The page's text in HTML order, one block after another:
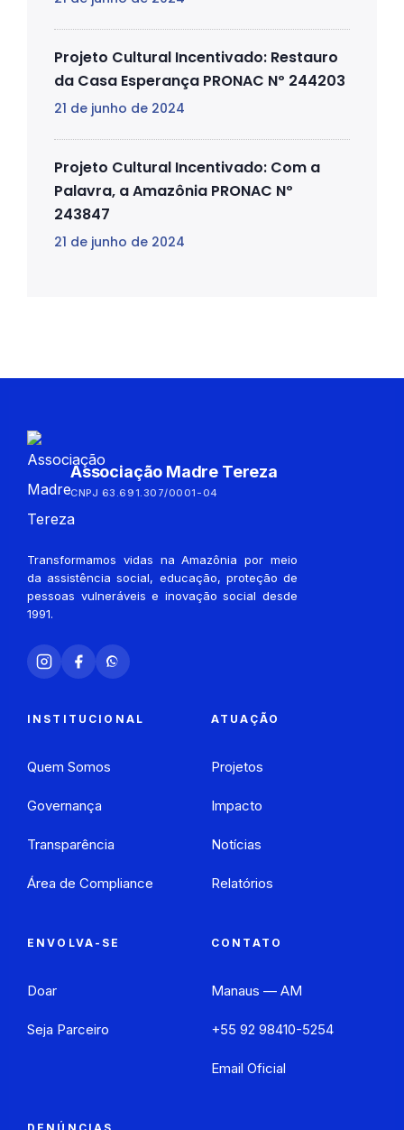
Projeto Cultural Incentivado: Restauro
da Casa Esperança PRONAC Nº 244203
21 de junho de 2024
Projeto Cultural Incentivado: Com a
Palavra, a Amazônia PRONAC Nº
243847
21 de junho de 2024
Associação Madre Tereza
CNPJ 63.691.307/0001-04
Transformamos vidas na Amazônia por meio
da assistência social, educação, proteção de
pessoas vulneráveis e inovação social desde
1991.
INSTITUCIONAL
Quem Somos
Governança
Transparência
Área de Compliance
ATUAÇÃO
Projetos
Impacto
Notícias
Relatórios
ENVOLVA-SE
Doar
Seja Parceiro
CONTATO
Manaus — AM
+55 92 98410-5254
Email Oficial